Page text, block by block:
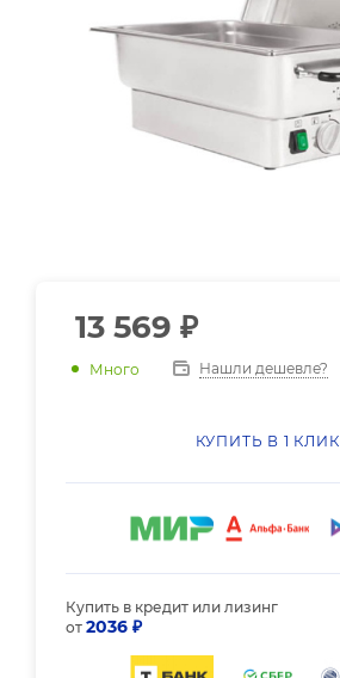
13 569 ₽
Много Нашли дешевле?
КУПИТЬ В 1 КЛИК
Купить в кредит или лизинг
от 2036 ₽